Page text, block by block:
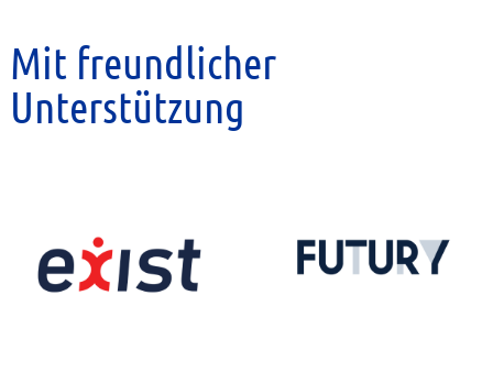
Mit freundlicher
Unterstützung